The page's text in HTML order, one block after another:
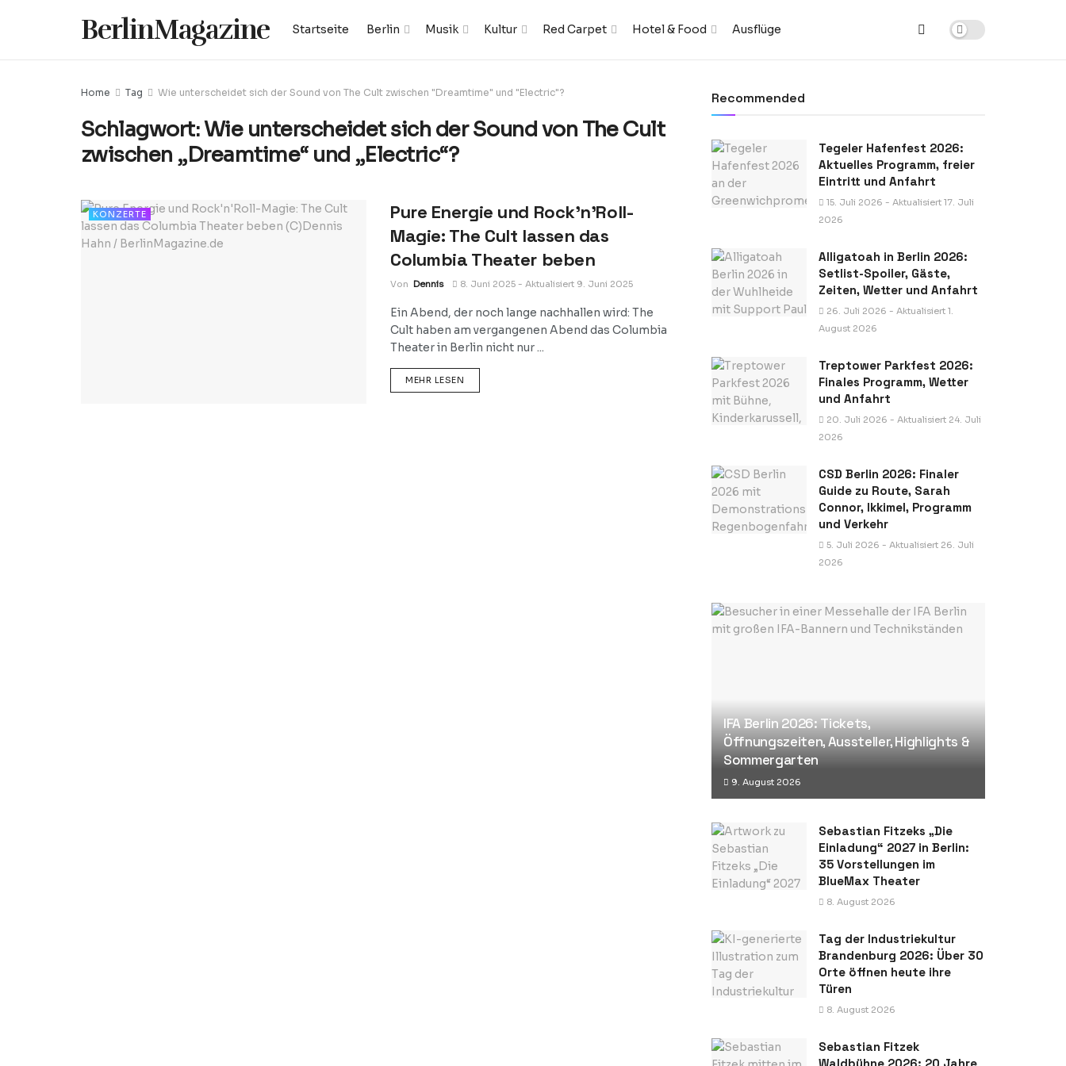
BerlinMagazine Startseite Berlin Musik Kultur Red Carpet Hotel & Food Ausflüge
Home Tag Wie unterscheidet sich der Sound von The Cult zwischen "Dreamtime" und "Electric"?
Schlagwort:Wie unterscheidet sich der Sound von The Cult
zwischen „Dreamtime“ und „Electric“?
KONZERTE
Pure Energie und Rock’n’Roll-
Magie: The Cult lassen das
Columbia Theater beben
Von Dennis 8. Juni 2025 - Aktualisiert 9. Juni 2025
Ein Abend, der noch lange nachhallen wird: The
Cult haben am vergangenen Abend das Columbia
Theater in Berlin nicht nur ...
MEHR LESEN
Recommended
Tegeler Hafenfest 2026:
Aktuelles Programm, freier
Eintritt und Anfahrt
15. Juli 2026 - Aktualisiert 17. Juli
2026
Alligatoah in Berlin 2026:
Setlist-Spoiler, Gäste,
Zeiten, Wetter und Anfahrt
26. Juli 2026 - Aktualisiert 1.
August 2026
Treptower Parkfest 2026:
Finales Programm, Wetter
und Anfahrt
20. Juli 2026 - Aktualisiert 24. Juli
2026
CSD Berlin 2026: Finaler
Guide zu Route, Sarah
Connor, Ikkimel, Programm
und Verkehr
5. Juli 2026 - Aktualisiert 26. Juli
2026
IFA Berlin 2026: Tickets,
Öffnungszeiten, Aussteller, Highlights &
Sommergarten
9. August 2026
Sebastian Fitzeks „Die
Einladung“ 2027 in Berlin:
35 Vorstellungen im
BlueMax Theater
8. August 2026
Tag der Industriekultur
Brandenburg 2026: Über 30
Orte öffnen heute ihre
Türen
8. August 2026
Sebastian Fitzek
Waldbühne 2026: 20 Jahre